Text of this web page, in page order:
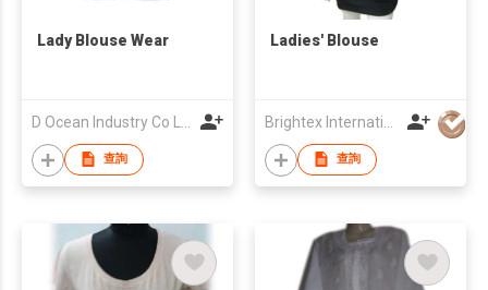
Lady Blouse Wear
查詢
Ladies' Blouse
查詢